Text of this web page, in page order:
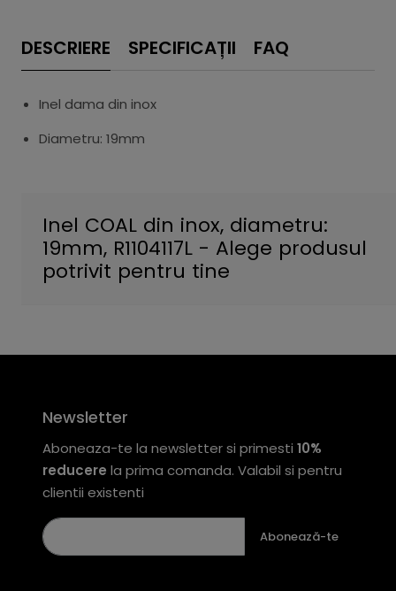
DESCRIERE SPECIFICAȚII FAQ
Inel dama din inox
Diametru: 19mm
Inel COAL din inox, diametru:
19mm, R1104117L - Alege produsul
potrivit pentru tine
Newsletter
Aboneaza-te la newsletter si primesti 10%
reducere la prima comanda. Valabil si pentru
clientii existenti
Abonează-te